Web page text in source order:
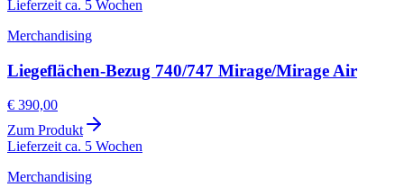
Lieferzeit ca. 5 Wochen
Merchandising
Liegeflächen-Bezug 740/747 Mirage/Mirage Air
€ 390,00
Zum Produkt
Lieferzeit ca. 5 Wochen
Merchandising